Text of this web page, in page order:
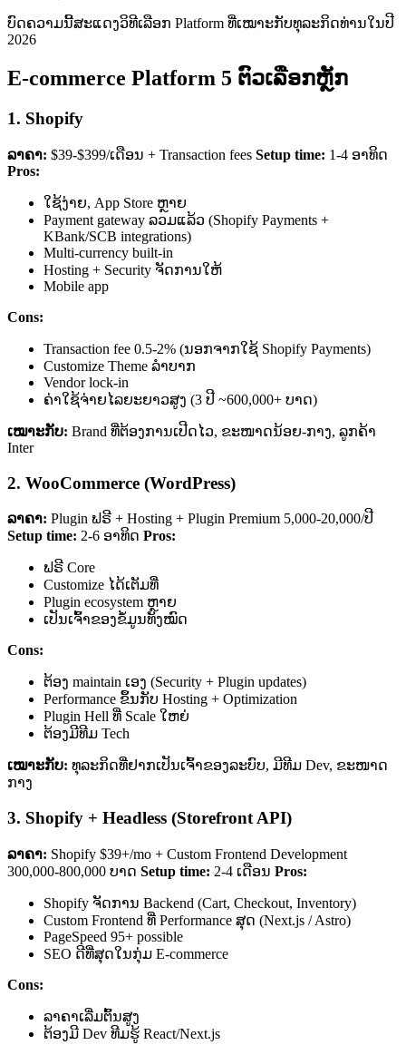
ບົດຄວາມນີ້ສະແດງວິທີເລືອກ Platform ທີ່ເໝາະກັບທຸລະກິດທ່ານໃນປີ
2026
E-commerce Platform 5 ຕົວເລືອກຫຼັກ
1. Shopify
ລາຄາ: $39-$399/ເດືອນ + Transaction fees Setup time: 1-4 ອາທິດ
Pros:
ໃຊ້ງ່າຍ, App Store ຫຼາຍ
Payment gateway ລວມແລ້ວ (Shopify Payments +
KBank/SCB integrations)
Multi-currency built-in
Hosting + Security ຈັດການໃຫ້
Mobile app
Cons:
Transaction fee 0.5-2% (ນອກຈາກໃຊ້ Shopify Payments)
Customize Theme ລຳບາກ
Vendor lock-in
ຄ່າໃຊ້ຈ່າຍໄລຍະຍາວສູງ (3 ປີ ~600,000+ ບາດ)
ເໝາະກັບ: Brand ທີ່ຕ້ອງການເປີດໄວ, ຂະໜາດນ້ອຍ-ກາງ, ລູກຄ້າ
Inter
2. WooCommerce (WordPress)
ລາຄາ: Plugin ຟຣີ + Hosting + Plugin Premium 5,000-20,000/ປີ
Setup time: 2-6 ອາທິດ Pros:
ຟຣີ Core
Customize ໄດ້ເຕັມທີ່
Plugin ecosystem ຫຼາຍ
ເປັນເຈົ້າຂອງຂໍ້ມູນທັງໝົດ
Cons:
ຕ້ອງ maintain ເອງ (Security + Plugin updates)
Performance ຂຶ້ນກັບ Hosting + Optimization
Plugin Hell ທີ່ Scale ໃຫຍ່
ຕ້ອງມີທີມ Tech
ເໝາະກັບ: ທຸລະກິດທີ່ຢາກເປັນເຈົ້າຂອງລະບົບ, ມີທີມ Dev, ຂະໜາດ
ກາງ
3. Shopify + Headless (Storefront API)
ລາຄາ: Shopify $39+/mo + Custom Frontend Development
300,000-800,000 ບາດ Setup time: 2-4 ເດືອນ Pros:
Shopify ຈັດການ Backend (Cart, Checkout, Inventory)
Custom Frontend ທີ່ Performance ສຸດ (Next.js / Astro)
PageSpeed 95+ possible
SEO ດີທີ່ສຸດໃນກຸ່ມ E-commerce
Cons:
ລາຄາເລີ່ມຕົ້ນສູງ
ຕ້ອງມີ Dev ທີມຮູ້ React/Next.js